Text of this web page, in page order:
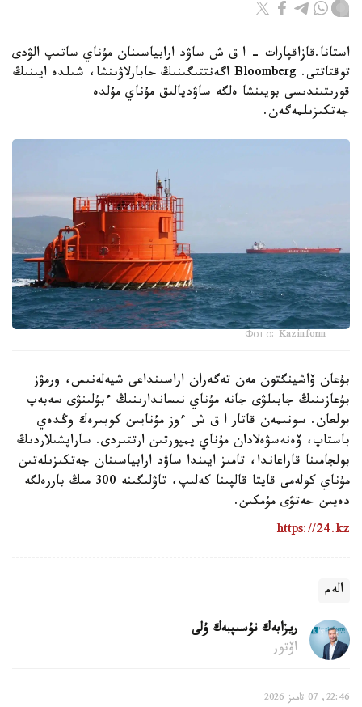
استانا.قازاقپارات - ا ق ش ساۋد ارابياسىنان مۇناي ساتىپ الۋدى
توقتاتتى. Bloomberg اگەنتتىگىنىڭ حابارلاۋىنشا، شىلدە ايىنىڭ
قورىتىندىسى بويىنشا ەلگە ساۋديالىق مۇناي مۇلدە
جەتكىزىلمەگەن.
Фото: Kazinform
بۇعان ۆاشينگتون مەن تەگەران اراسىنداعى شيەلەنىس، ورمۋز
بۇعازىنىڭ جابىلۋى جانە مۇناي نىساندارىنىڭ ءبۇلىنۋى سەبەپ
بولعان. سونىمەن قاتار ا ق ش ءوز مۇنايىن كوبىرەك وڭدەي
باستاپ، ۆەنەسۋەلادان مۇناي يمپورتىن ارتتىردى. ساراپشىلاردىڭ
بولجامىنا قاراعاندا، تامىز ايىندا ساۋد ارابياسىنان جەتكىزىلەتىن
مۇناي كولەمى قايتا قالپىنا كەلىپ، تاۋلىگىنە 300 مىڭ باررەلگە
دەيىن جەتۋى مۇمكىن.
https://24.kz
الەم
ريزابەك نۇسىپبەك ۇلى
اۆتور
22:46, 07 تامىز 2026